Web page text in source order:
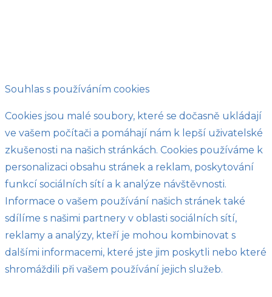
Souhlas s používáním cookies
Cookies jsou malé soubory, které se dočasně ukládají
ve vašem počítači a pomáhají nám k lepší uživatelské
zkušenosti na našich stránkách. Cookies používáme k
personalizaci obsahu stránek a reklam, poskytování
funkcí sociálních sítí a k analýze návštěvnosti.
Informace o vašem používání našich stránek také
sdílíme s našimi partnery v oblasti sociálních sítí,
reklamy a analýzy, kteří je mohou kombinovat s
dalšími informacemi, které jste jim poskytli nebo které
shromáždili při vašem používání jejich služeb.